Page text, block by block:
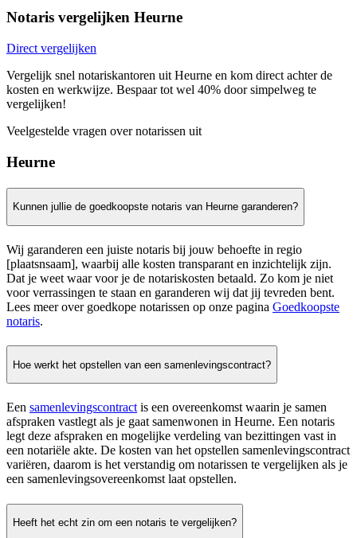
Notaris vergelijken Heurne
Direct vergelijken
Vergelijk snel notariskantoren uit Heurne en kom direct achter de
kosten en werkwijze. Bespaar tot wel 40% door simpelweg te
vergelijken!
Veelgestelde vragen over notarissen uit
Heurne
Kunnen jullie de goedkoopste notaris van Heurne garanderen?
Wij garanderen een juiste notaris bij jouw behoefte in regio
[plaatsnsaam], waarbij alle kosten transparant en inzichtelijk zijn.
Dat je weet waar voor je de notariskosten betaald. Zo kom je niet
voor verrassingen te staan en garanderen wij dat jij tevreden bent.
Lees meer over goedkope notarissen op onze pagina Goedkoopste
notaris.
Hoe werkt het opstellen van een samenlevingscontract?
Een samenlevingscontract is een overeenkomst waarin je samen
afspraken vastlegt als je gaat samenwonen in Heurne. Een notaris
legt deze afspraken en mogelijke verdeling van bezittingen vast in
een notariële akte. De kosten van het opstellen samenlevingscontract
variëren, daarom is het verstandig om notarissen te vergelijken als je
een samenlevingsovereenkomst laat opstellen.
Heeft het echt zin om een notaris te vergelijken?